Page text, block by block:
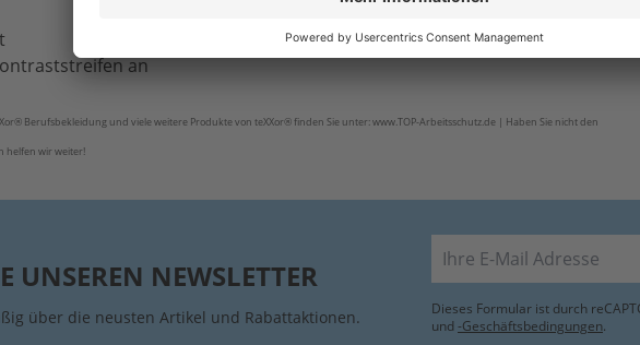
an
Berufsbekleidung und viele weitere Produkte von teXXor® finden Sie unter: www.TOP-Arbeitsschutz.de | Haben Sie nicht den
helfen wir weiter!
UNSEREN NEWSLETTER
über die neusten Artikel und Rabattaktionen.
E-Mail
Dieses Formular ist durch
und -Geschäftsbedingungen.